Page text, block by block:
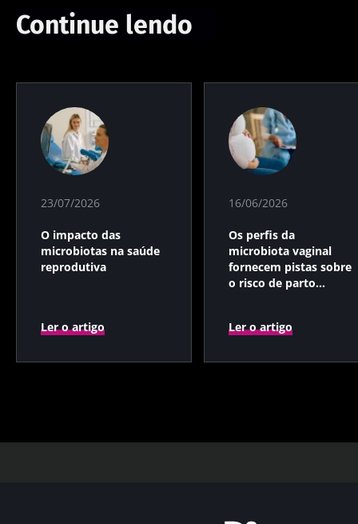
Continue lendo
23/07/2026
O impacto das
microbiotas na saúde
reprodutiva
Ler o artigo
16/06/2026
Os perfis da
microbiota vaginal
fornecem pistas sobre
o risco de parto
Ler o artigo